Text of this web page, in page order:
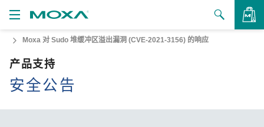
品
决方案
Moxa 对 Sudo 堆缓冲区溢出漏洞 (CVE-2021-3156) 的响应
产品支持
安全公告